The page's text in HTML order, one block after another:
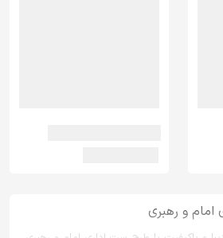
امام و رهبری